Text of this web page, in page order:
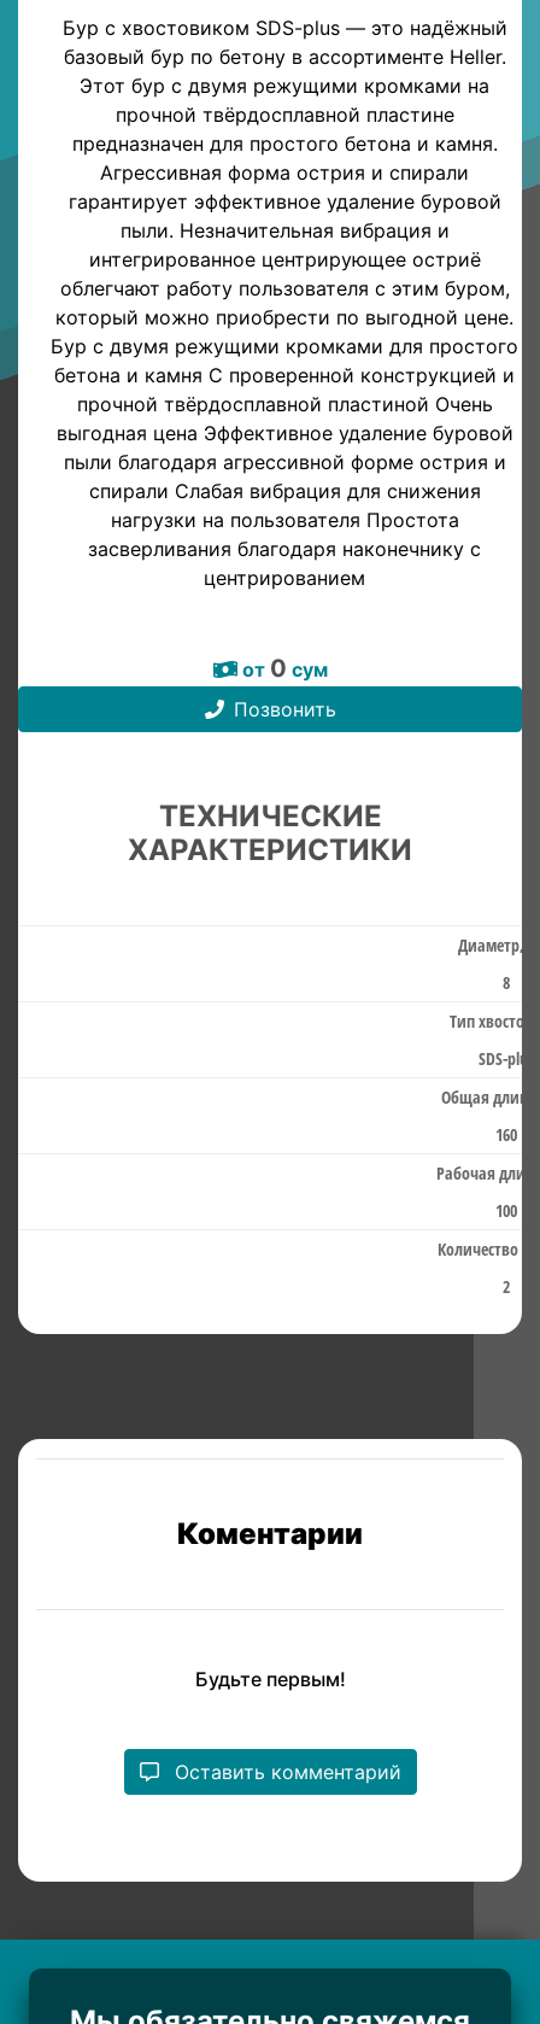
Бур с хвостовиком SDS-plus — это надёжный
базовый бур по бетону в ассортименте Heller.
Этот бур с двумя режущими кромками на
прочной твёрдосплавной пластине
предназначен для простого бетона и камня.
Агрессивная форма острия и спирали
гарантирует эффективное удаление буровой
пыли. Незначительная вибрация и
интегрированное центрирующее остриё
облегчают работу пользователя с этим буром,
который можно приобрести по выгодной цене.
Бур с двумя режущими кромками для простого
бетона и камня С проверенной конструкцией и
прочной твёрдосплавной пластиной Очень
выгодная цена Эффективное удаление буровой
пыли благодаря агрессивной форме острия и
спирали Слабая вибрация для снижения
нагрузки на пользователя Простота
засверливания благодаря наконечнику с
центрированием
от 0 сум
Позвонить
ТЕХНИЧЕСКИЕ
ХАРАКТЕРИСТИКИ
Диаметр,
8
Тип
SDS-plus
Общая
160
Рабочая
100
Количество
2
Коментарии
Будьте первым!
Оставить комментарий